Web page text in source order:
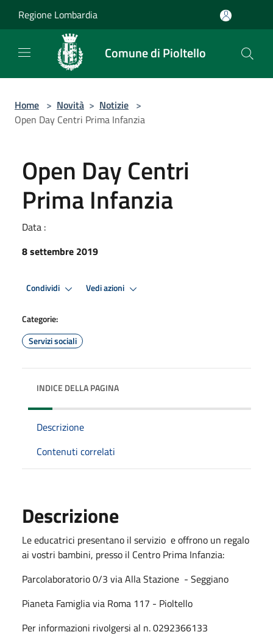
Regione Lombardia
Comune di Pioltello
Home > Novità > Notizie >
Open Day Centri Prima Infanzia
Open Day Centri
Prima Infanzia
Data :
8 settembre 2019
Condividi Vedi azioni
Categorie:
Servizi sociali
INDICE DELLA PAGINA
Descrizione
Contenuti correlati
Descrizione
Le educatrici presentano il servizio e offrono un regalo
ai vostri bambini, presso il Centro Prima Infanzia:
Parcolaboratorio 0/3 via Alla Stazione - Seggiano
Pianeta Famiglia via Roma 117 - Pioltello
Per informazioni rivolgersi al n. 0292366133